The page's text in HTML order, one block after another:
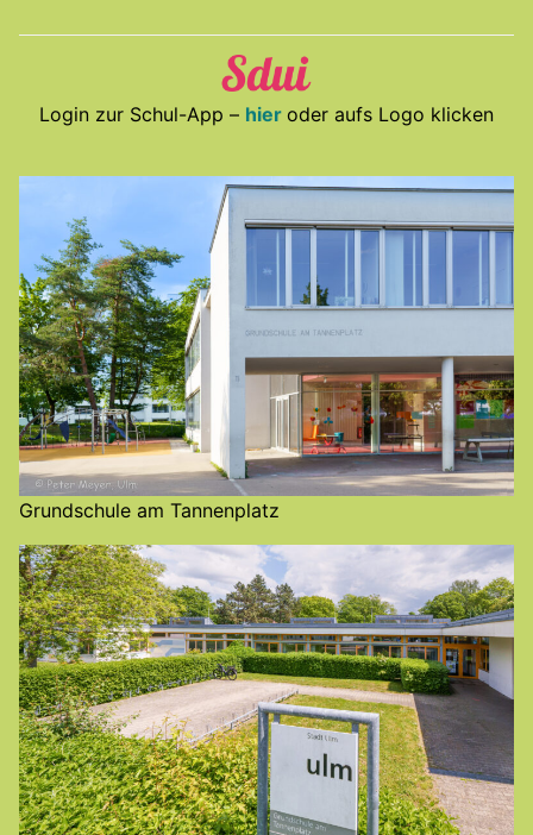
Login zur Schul-App – hier oder aufs Logo klicken
Grundschule am Tannenplatz